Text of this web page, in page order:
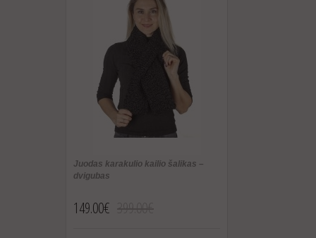
Juodas karakulio kailio šalikas –
dvigubas
149.00€